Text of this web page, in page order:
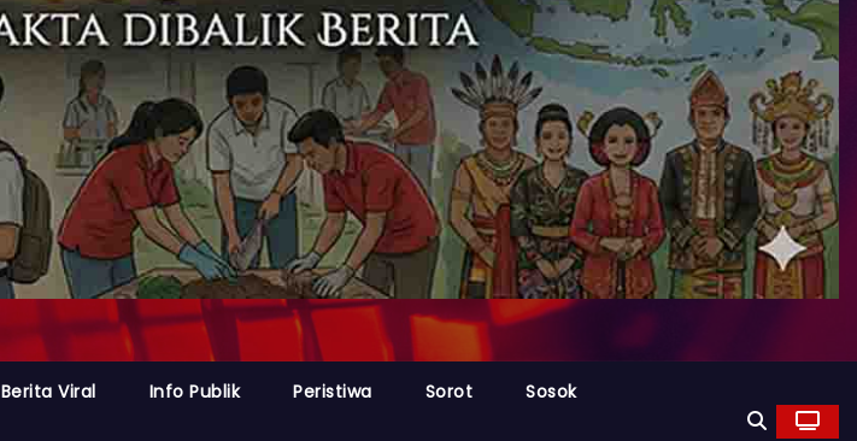
Berita Viral Info Publik Peristiwa Sorot Sosok